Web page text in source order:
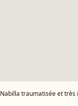
Nabilla traumatisée et très